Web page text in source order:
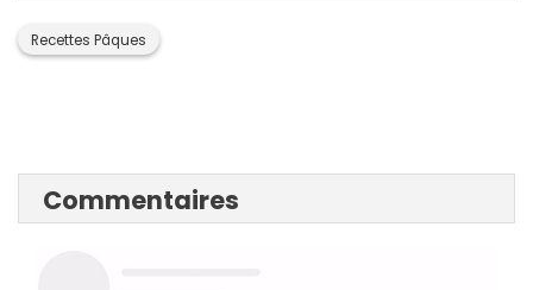
Recettes Pâques
Commentaires